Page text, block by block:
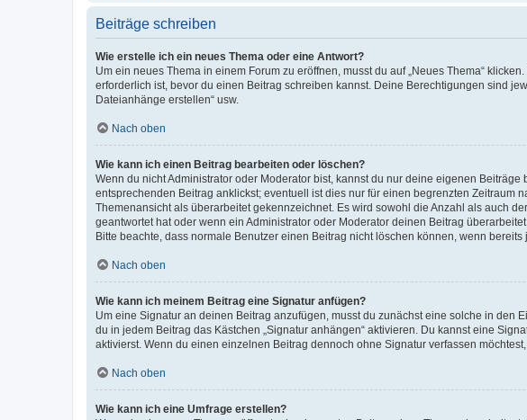
Beiträge schreiben
Wie erstelle ich ein neues Thema oder eine Antwort?
Um ein neues Thema in einem Forum zu eröffnen, musst du auf „Neues Thema“
erforderlich ist, bevor du einen Beitrag schreiben kannst. Deine Berechtigungen sind
Dateianhänge erstellen“ usw.
Nach oben
Wie kann ich einen Beitrag bearbeiten oder löschen?
Wenn du nicht Administrator oder Moderator bist, kannst du nur deine eigenen
entsprechenden Beitrag anklickst; eventuell ist dies nur für einen begrenzten
Themenansicht als überarbeitet gekennzeichnet. Es wird sowohl die Anzahl als auch
geantwortet hat oder wenn ein Administrator oder Moderator deinen Beitrag
Bitte beachte, dass normale Benutzer einen Beitrag nicht löschen können, wenn bereits
Nach oben
Wie kann ich meinem Beitrag eine Signatur anfügen?
Um eine Signatur an deinen Beitrag anzufügen, musst du zunächst eine solche in
du in jedem Beitrag das Kästchen „Signatur anhängen“ aktivieren. Du kannst eine
aktivierst. Wenn du einen einzelnen Beitrag dennoch ohne Signatur verfassen
Nach oben
Wie kann ich eine Umfrage erstellen?